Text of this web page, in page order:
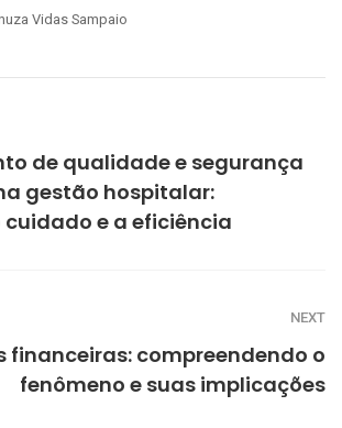
Vidas Sampaio
de qualidade e segurança
gestão hospitalar:
e a eficiência
NEXT
financeiras: compreendendo o
fenômeno e suas implicações